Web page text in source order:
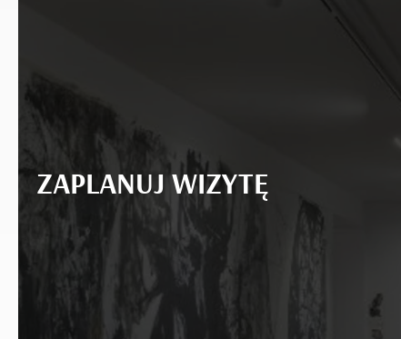
ZAPLANUJ WIZYTĘ